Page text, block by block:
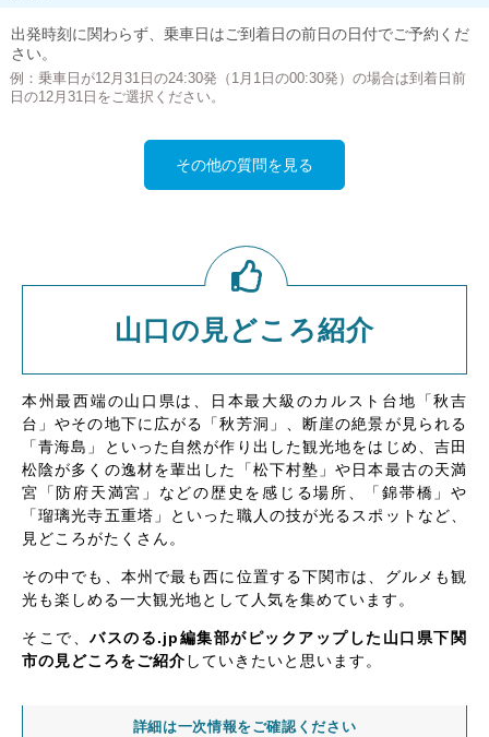
出発時刻に関わらず、乗車日はご到着日の前日の日付でご予約くだ
さい。
例：乗車日が12月31日の24:30発（1月1日の00:30発）の場合は到着日前
日の12月31日をご選択ください。
その他の質問を見る
山口の見どころ紹介
本州最西端の山口県は、日本最大級のカルスト台地「秋吉
台」やその地下に広がる「秋芳洞」、断崖の絶景が見られる
「青海島」といった自然が作り出した観光地をはじめ、吉田
松陰が多くの逸材を輩出した「松下村塾」や日本最古の天満
宮「防府天満宮」などの歴史を感じる場所、「錦帯橋」や
「瑠璃光寺五重塔」といった職人の技が光るスポットなど、
見どころがたくさん。
その中でも、本州で最も西に位置する下関市は、グルメも観
光も楽しめる一大観光地として人気を集めています。
そこで、バスのる.jp編集部がピックアップした山口県下関
市の見どころをご紹介 していきたいと思います。
詳細は一次情報をご確認ください